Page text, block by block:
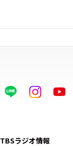
TBSラジオ情報